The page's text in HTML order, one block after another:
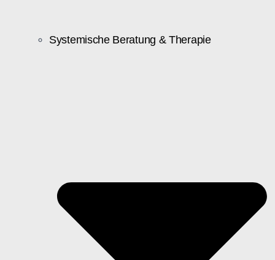
Systemische Beratung & Therapie